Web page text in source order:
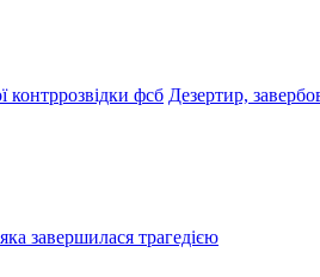
контррозвідки фсб Дезертир,
завершилася трагедією